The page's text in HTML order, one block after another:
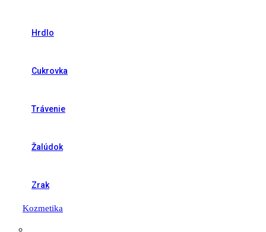
Hrdlo
Cukrovka
Trávenie
Žalúdok
Zrak
Kozmetika